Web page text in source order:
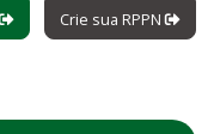
Crie sua RPPN